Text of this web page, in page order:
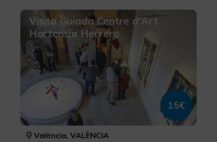
Visita Guiada Centre d'Art
Hortensia Herrero
15€
València, VALÈNCIA